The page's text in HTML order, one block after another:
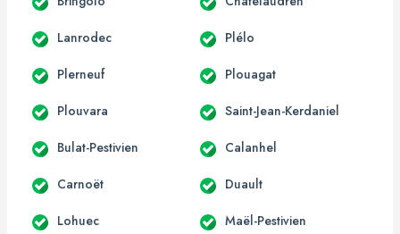
Lanrodec Plélo
Plerneuf Plouagat
Plouvara Saint-Jean-Kerdaniel
Bulat-Pestivien Calanhel
Carnoët Duault
Lohuec Maël-Pestivien